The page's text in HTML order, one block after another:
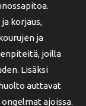
korjaus,
ja
joilla
Lisäksi
auttavat
ajoissa.